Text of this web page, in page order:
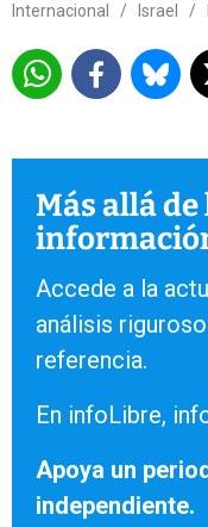
Internacional
/ Israel /
Más allá
Accede a la
análisis
referencia.
En infoLibre,
Apoya un
independiente.